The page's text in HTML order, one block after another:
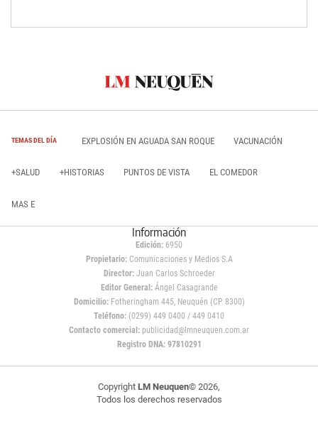
TEMAS DEL DÍA EXPLOSIÓN EN AGUADA SAN ROQUE VACUNACIÓN
+SALUD +HISTORIAS PUNTOS DE VISTA EL COMEDOR
MAS E
Información
Edición: 6950
Propietario:Comunicaciones y Medios S.A
Director: Juan Carlos Schroeder
Editor General:Ángel Casagrande
Domicilio:Fotheringham 445, Neuquén (CP 8300)
Teléfono: (0299) 449 0400 / 449 0410
Contacto comercial: publicidad@lmneuquen.com.ar
Registro DNA: 97810291
Copyright LM Neuquen© 2026,
Todos los derechos reservados